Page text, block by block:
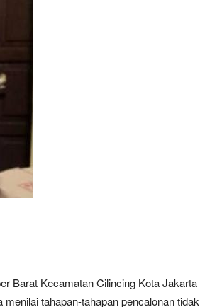
Barat Kecamatan Cilincing Kota Jakarta
tahapan-tahapan pencalonan tidak